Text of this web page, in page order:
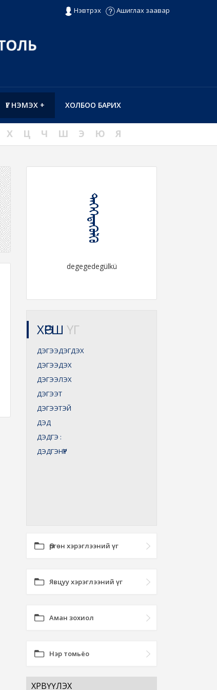
Нэвтрэх Ашиглах заавар
ХОЛБОО БАРИХ
ҮГ НЭМЭХ +
Х Ц Ч Ш Э Ю Я
ᠳᠡᠭᠡᠭᠡᠳᠡᠭᠦᠯᠬᠦ
degegedegülkü
ХӨРШ ҮГ
ДЭГЭЭДЭГДЭХ
ДЭГЭЭДЭХ
ДЭГЭЭЛЭХ
ДЭГЭЭТ
ДЭГЭЭТЭЙ
ДЭД
ДЭДГЭ :
ДЭДГЭНҮҮР
Өргөн хэрэглээний үг
Явцуу хэрэглээний үг
Аман зохиол
Нэр томьёо
ХӨРВҮҮЛЭХ